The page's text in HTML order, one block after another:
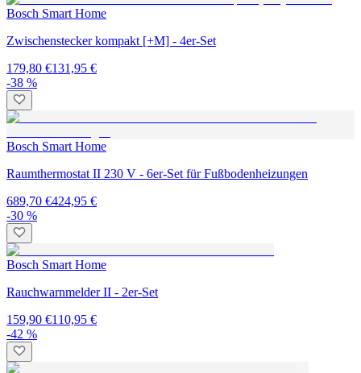
Bosch Smart Home
Zwischenstecker kompakt [+M] - 4er-Set
179,80 €131,95 €
-38 %
Bosch Smart Home
Raumthermostat II 230 V - 6er-Set für Fußbodenheizungen
689,70 €424,95 €
-30 %
Bosch Smart Home
Rauchwarnmelder II - 2er-Set
159,90 €110,95 €
-42 %